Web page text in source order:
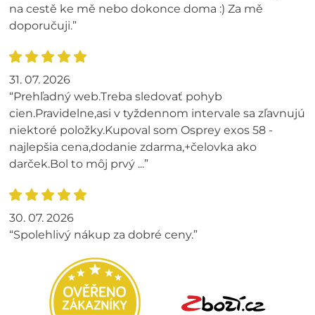
na cestě ke mě nebo dokonce doma :) Za mě
doporučuji.”
31. 07. 2026
“Prehľadný web.Treba sledovať pohyb
cien.Pravidelne,asi v tyždennom intervale sa zľavnujú
niektoré položky.Kupoval som Osprey exos 58 -
najlepšia cena,dodanie zdarma,+čelovka ako
darček.Bol to môj prvý ...”
30. 07. 2026
“Spolehlivý nákup za dobré ceny.”